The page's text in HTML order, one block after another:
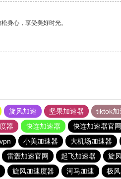
身心，享受美好时光。
旋风加速 坚果加速器 tiktok加
器 快连加速器 快连加速器官
小美加速器 大机场加速器
雷轰加速官网 起飞加速器 旋
旋风加速度器 河马加速 极